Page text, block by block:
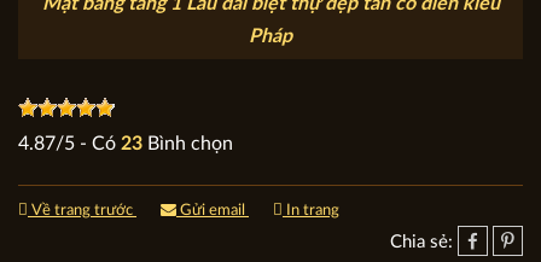
Pháp
4.87/5 - Có 23 Bình chọn
Về trang trước Gửi email In trang
Chia sẻ: